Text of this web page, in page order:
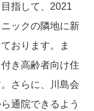
指して、2021
ックの隣地に新
おります。ま
き高齢者向け住
さらに、川島会
通院できるよう